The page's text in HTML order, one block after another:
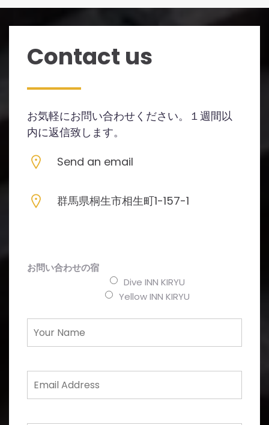
Contact us
お気軽にお問い合わせください。１週間以
内に返信致します。
Send an email
群馬県桐生市相生町1-157-1
お問い合わせの宿
Dive INN KIRYU
Yellow INN KIRYU